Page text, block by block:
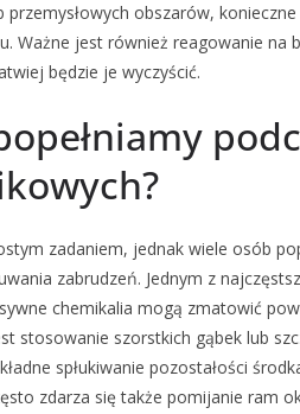
obszarów,
Ważne jest również reagowanie na
będzie je wyczyścić.
zadaniem, jednak wiele osób
zabrudzeń. Jednym z
chemikalia mogą zmatowić
stosowanie szorstkich gąbek lub
spłukiwanie pozostałości
zdarza się także pomijanie ram